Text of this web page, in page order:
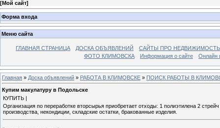
[Мой сайт]
Форма входа
Меню сайта
ГЛАВНАЯ СТРАНИЦА ДОСКА ОБЪЯВЛЕНИЙ
САЙТЫ ПРО
ФОТО КЛИМОВСКА
Информация о сайте Онлайн
Главная » Доска объявлений » РАБОТА В КЛИМОВСКЕ » ПОИСК РАБОТЫ В
Купим макулатуру в Подольске
КУПИТЬ |
Организация по переработке вторсырья приобретает отходы: 1 полиэтилена 2
производства, некондиции, складские остатки, бракованные изделия.